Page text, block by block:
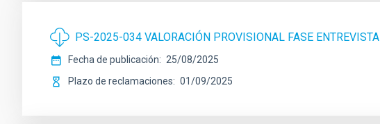
PS-2025-034 VALORACIÓN PROVISIONAL FASE ENTREVISTA
Fecha de publicación
25/08/2025
Plazo de reclamaciones
01/09/2025